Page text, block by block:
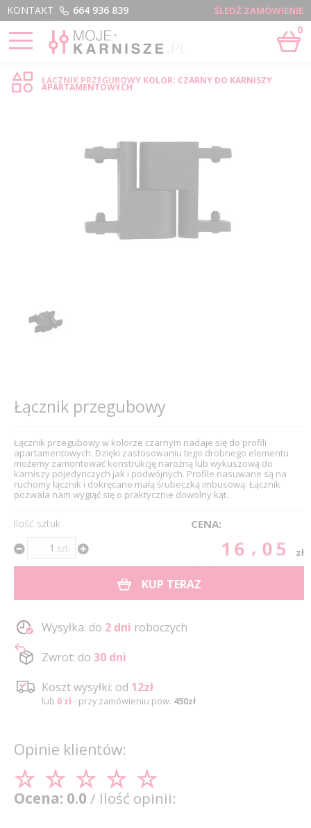
Menu
KONTAKT ŚLEDŹ ZAMÓWIENIE
664 936 839
0
STRONA GŁÓWNA › ŁĄCZNIK PRZEGUBOWY - SKLEP INTERNETOWY
ŁĄCZNIK PRZEGUBOWY KOLOR: CZARNY DO KARNISZY
APARTAMENTOWYCH
Łącznik przegubowy
Łącznik przegubowy w kolorze czarnym nadaje się do profili
apartamentowych. Dzięki zastosowaniu tego drobnego elementu
możemy zamontować konstrukcję narożną lub wykuszową do
karniszy pojedynczych jak i podwójnych. Profile nasuwane są na
ruchomy łącznik i dokręcane małą śrubeczką imbusową. Łącznik
pozwala nam wygiąć się o praktycznie dowolny kąt.
Ilość sztuk
szt.
CENA:
16.05 zł
KUP TERAZ
Wysyłka: do 2 dni roboczych
Zwrot: do 30 dni
Koszt wysyłki: od 12zł
lub 0 zł- przy zamówieniu pow. 450zł
Opinie klientów:
Ocena: 0.0 / Ilość opinii: